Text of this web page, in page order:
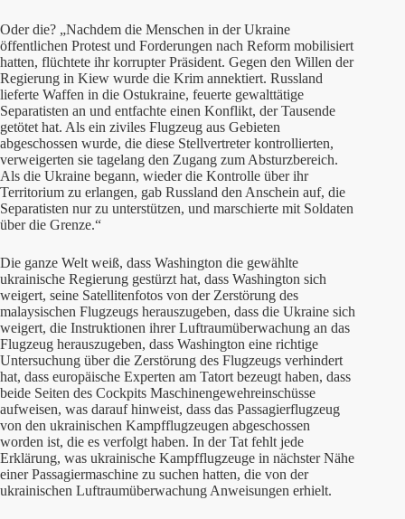
Oder die? „Nachdem die Menschen in der Ukraine
öffentlichen Protest und Forderungen nach Reform mobilisiert
hatten, flüchtete ihr korrupter Präsident. Gegen den Willen der
Regierung in Kiew wurde die Krim annektiert. Russland
lieferte Waffen in die Ostukraine, feuerte gewalttätige
Separatisten an und entfachte einen Konflikt, der Tausende
getötet hat. Als ein ziviles Flugzeug aus Gebieten
abgeschossen wurde, die diese Stellvertreter kontrollierten,
verweigerten sie tagelang den Zugang zum Absturzbereich.
Als die Ukraine begann, wieder die Kontrolle über ihr
Territorium zu erlangen, gab Russland den Anschein auf, die
Separatisten nur zu unterstützen, und marschierte mit Soldaten
über die Grenze.“
Die ganze Welt weiß, dass Washington die gewählte
ukrainische Regierung gestürzt hat, dass Washington sich
weigert, seine Satellitenfotos von der Zerstörung des
malaysischen Flugzeugs herauszugeben, dass die Ukraine sich
weigert, die Instruktionen ihrer Luftraumüberwachung an das
Flugzeug herauszugeben, dass Washington eine richtige
Untersuchung über die Zerstörung des Flugzeugs verhindert
hat, dass europäische Experten am Tatort bezeugt haben, dass
beide Seiten des Cockpits Maschinengewehreinschüsse
aufweisen, was darauf hinweist, dass das Passagierflugzeug
von den ukrainischen Kampfflugzeugen abgeschossen
worden ist, die es verfolgt haben. In der Tat fehlt jede
Erklärung, was ukrainische Kampfflugzeuge in nächster Nähe
einer Passagiermaschine zu suchen hatten, die von der
ukrainischen Luftraumüberwachung Anweisungen erhielt.